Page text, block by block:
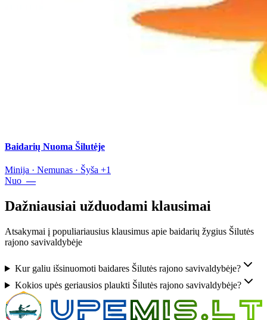
Baidarių Nuoma Šilutėje
Minija · Nemunas · Šyša +1
Nuo—
Dažniausiai užduodami klausimai
Atsakymai į populiariausius klausimus apie baidarių žygius Šilutės
rajono savivaldybėje
Kur galiu išsinuomoti baidares Šilutės rajono savivaldybėje?
Kokios upės geriausios plaukti Šilutės rajono savivaldybėje?